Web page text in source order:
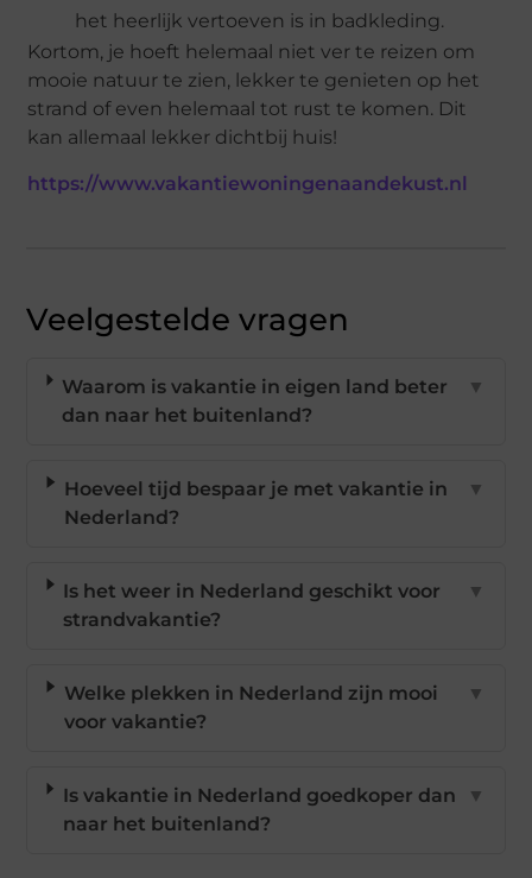
het heerlijk vertoeven is in badkleding.
Kortom, je hoeft helemaal niet ver te reizen om
mooie natuur te zien, lekker te genieten op het
strand of even helemaal tot rust te komen. Dit
kan allemaal lekker dichtbij huis!
https://www.vakantiewoningenaandekust.nl
Veelgestelde vragen
Waarom is vakantie in eigen land beter
dan naar het buitenland?
▼
Hoeveel tijd bespaar je met vakantie in
Nederland?
▼
Is het weer in Nederland geschikt voor
strandvakantie?
▼
Welke plekken in Nederland zijn mooi
voor vakantie?
▼
Is vakantie in Nederland goedkoper dan
naar het buitenland?
▼